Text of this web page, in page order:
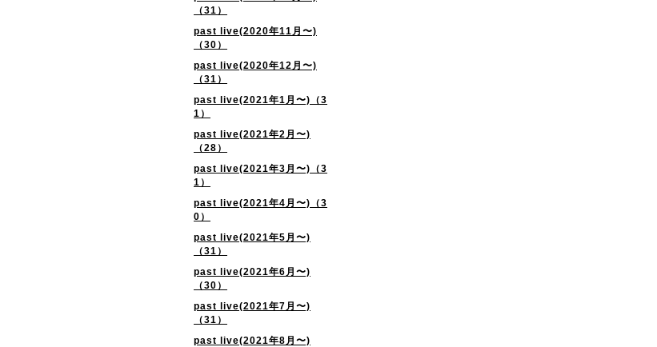
（31）
past live(2020年11月〜)
（30）
past live(2020年12月〜)
（31）
past live(2021年1月〜)（3
1）
past live(2021年2月〜)
（28）
past live(2021年3月〜)（3
1）
past live(2021年4月〜)（3
0）
past live(2021年5月〜)
（31）
past live(2021年6月〜)
（30）
past live(2021年7月〜)
（31）
past live(2021年8月〜)